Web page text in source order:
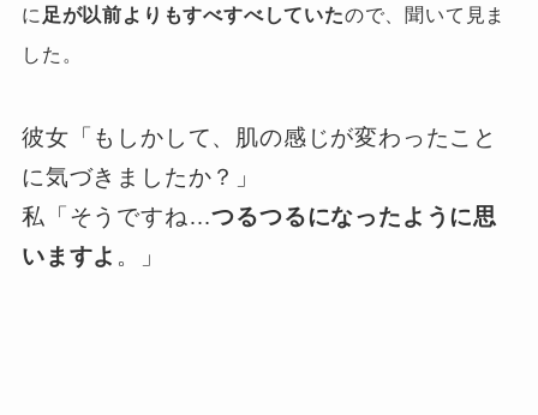
に 足が以前よりもすべすべしていたので、聞いて見ま
した。
彼女「もしかして、肌の感じが変わったこと
に気づきましたか？」
私「そうですね…つるつるになったように思
いますよ 。」